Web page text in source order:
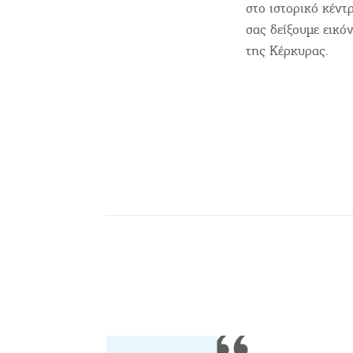
στο ιστορικό
σας δείξουμε
της Κέρκυρας.